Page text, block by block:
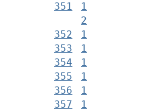
351
1
2
352
1
353
1
354
1
355
1
356
1
357
1